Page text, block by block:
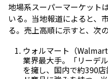
地場系スーパーマーケット
いる。当地報道によると、
る。売上高順に示すと、次
ウォルマート（Walmart
業界最大手。「リーデ
を擁し、国内で約390